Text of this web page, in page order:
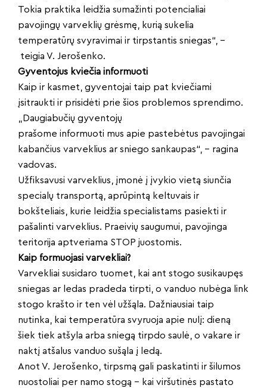
Tokia praktika leidžia sumažinti potencialiai
pavojingų varveklių grėsmę, kurią sukelia
temperatūrų svyravimai ir tirpstantis sniegas“, –
teigia V. Jerošenko.
Gyventojus kviečia informuoti
Kaip ir kasmet, gyventojai taip pat kviečiami
įsitraukti ir prisidėti prie šios problemos sprendimo.
„Daugiabučių gyventojų
prašome informuoti mus apie pastebėtus pavojingai
kabančius varveklius ar sniego sankaupas“, – ragina
vadovas.
Užfiksavusi varveklius, įmonė į įvykio vietą siunčia
specialų transportą, aprūpintą keltuvais ir
bokšteliais, kurie leidžia specialistams pasiekti ir
pašalinti varveklius. Praeivių saugumui, pavojinga
teritorija aptveriama STOP juostomis.
Kaip formuojasi varvekliai?
Varvekliai susidaro tuomet, kai ant stogo susikaupęs
sniegas ar ledas pradeda tirpti, o vanduo nubėga link
stogo krašto ir ten vėl užšąla. Dažniausiai taip
nutinka, kai temperatūra svyruoja apie nulį: dieną
šiek tiek atšyla arba sniegą tirpdo saulė, o vakare ir
naktį atšalus vanduo sušąla į ledą.
Anot V. Jerošenko, tirpsmą gali paskatinti ir šilumos
nuostoliai per namo stogą – kai viršutinės pastato